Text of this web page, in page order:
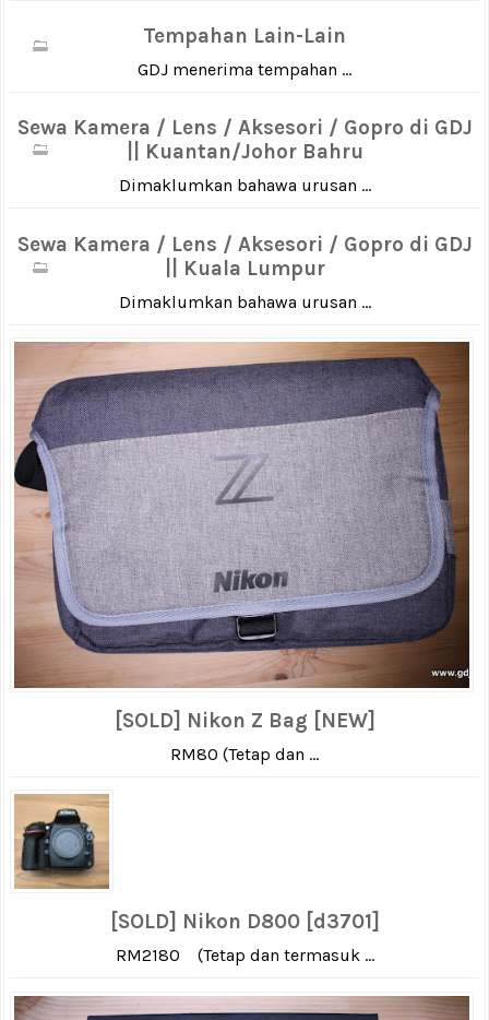
Tempahan Lain-Lain
GDJ menerima tempahan ...
Sewa Kamera / Lens / Aksesori / Gopro di GDJ
|| Kuantan/Johor Bahru
Dimaklumkan bahawa urusan ...
Sewa Kamera / Lens / Aksesori / Gopro di GDJ
|| Kuala Lumpur
Dimaklumkan bahawa urusan ...
[SOLD] Nikon Z Bag [NEW]
RM80 (Tetap dan ...
[SOLD] Nikon D800 [d3701]
RM2180 (Tetap dan termasuk ...